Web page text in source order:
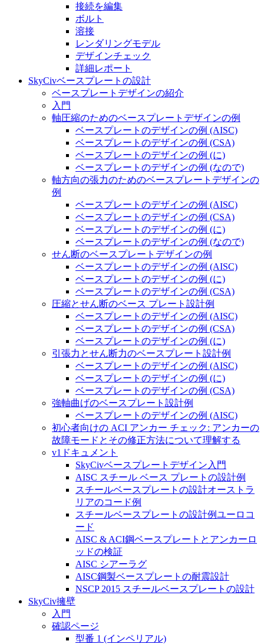
接続を編集
ボルト
溶接
レンダリングモデル
デザインチェック
詳細レポート
SkyCivベースプレートの設計
ベースプレートデザインの紹介
入門
軸圧縮のためのベースプレートデザインの例
ベースプレートのデザインの例 (AISC)
ベースプレートのデザインの例 (CSA)
ベースプレートのデザインの例 (に)
ベースプレートのデザインの例 (なので)
軸方向の張力のためのベースプレートデザインの
例
ベースプレートのデザインの例 (AISC)
ベースプレートのデザインの例 (CSA)
ベースプレートのデザインの例 (に)
ベースプレートのデザインの例 (なので)
せん断のベースプレートデザインの例
ベースプレートのデザインの例 (AISC)
ベースプレートのデザインの例 (に)
ベースプレートのデザインの例 (CSA)
圧縮とせん断のベース プレート設計例
ベースプレートのデザインの例 (AISC)
ベースプレートのデザインの例 (CSA)
ベースプレートのデザインの例 (に)
引張力とせん断力のベースプレート設計例
ベースプレートのデザインの例 (AISC)
ベースプレートのデザインの例 (に)
ベースプレートのデザインの例 (CSA)
強軸曲げのベースプレート設計例
ベースプレートのデザインの例 (AISC)
初心者向けの ACI アンカー チェック: アンカーの
故障モードとその修正方法について理解する
v1ドキュメント
SkyCivベースプレートデザイン入門
AISC スチール ベース プレートの設計例
スチールベースプレートの設計オーストラ
リアのコード例
スチールベースプレートの設計例ユーロコ
ード
AISC & ACI鋼ベースプレートとアンカーロ
ッドの検証
AISC シアーラグ
AISC鋼製ベースプレートの耐震設計
NSCP 2015 スチールベースプレートの設計
SkyCiv擁壁
入門
確認ページ
型番 1 (インペリアル)